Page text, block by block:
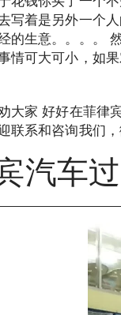
写着是另外一个
的生意。。。。
情可大可小，如
大家 好好在菲律
联系和咨询我们
汽车